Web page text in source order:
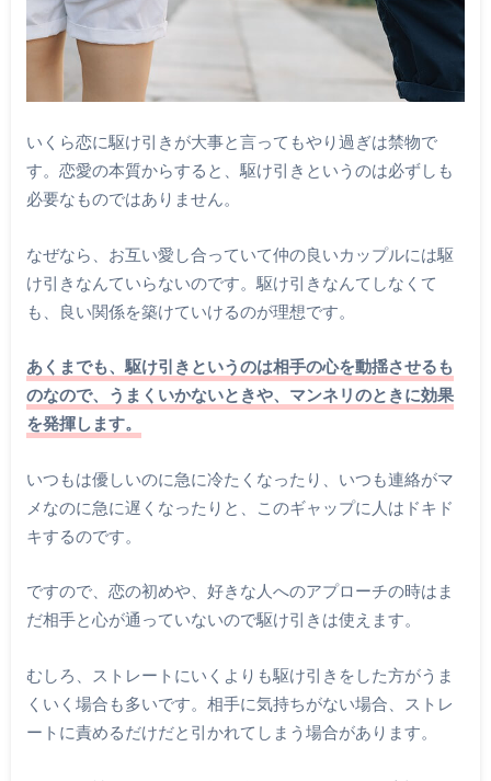
いくら恋に駆け引きが大事と言ってもやり過ぎは禁物で
す。恋愛の本質からすると、駆け引きというのは必ずしも
必要なものではありません。
なぜなら、お互い愛し合っていて仲の良いカップルには駆
け引きなんていらないのです。駆け引きなんてしなくて
も、良い関係を築けていけるのが理想です。
あくまでも、駆け引きというのは相手の心を動揺させるも
のなので、うまくいかないときや、マンネリのときに効果
を発揮します。
いつもは優しいのに急に冷たくなったり、いつも連絡がマ
メなのに急に遅くなったりと、このギャップに人はドキド
キするのです。
ですので、恋の初めや、好きな人へのアプローチの時はま
だ相手と心が通っていないので駆け引きは使えます。
むしろ、ストレートにいくよりも駆け引きをした方がうま
くいく場合も多いです。相手に気持ちがない場合、ストレ
ートに責めるだけだと引かれてしまう場合があります。